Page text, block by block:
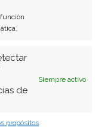
de
Siempre activo
propósitos